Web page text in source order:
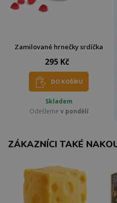
Zamilované hrnečky srdíčka
295 Kč
DO KOŠÍKU
Skladem
Odešleme v pondělí
ZÁKAZNÍCI TAKÉ